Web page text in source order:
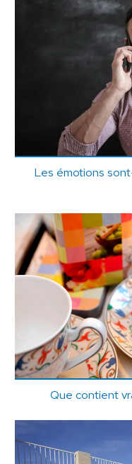
Les émotions
Que contient